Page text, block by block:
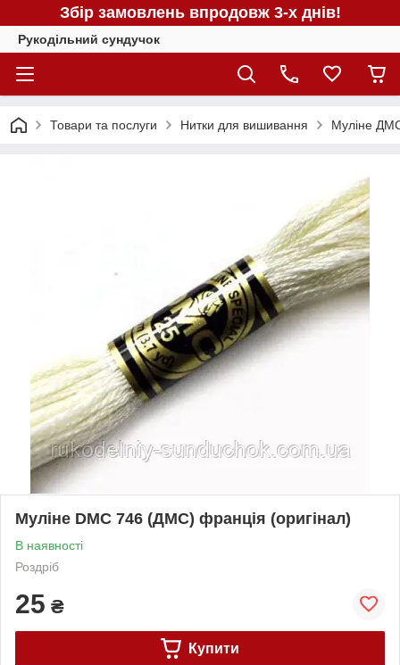
Збір замовлень впродовж 3-х днів!
Рукодільний сундучок
Товари та послуги Нитки для вишивання Муліне
Муліне DMC 746 (ДМС) франція (оригінал)
В наявності
Роздріб
25 ₴
Купити